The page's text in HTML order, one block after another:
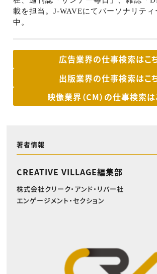
載を担当。J-WAVEにてパーソナリテ
中。
広告業界の仕事検索はこ
出版業界の仕事検索はこ
映像業界（CM）の仕事検索は
著者情報
CREATIVE VILLAGE編集部
株式会社クリーク・アンド・リバー社
エンゲージメント・セクション